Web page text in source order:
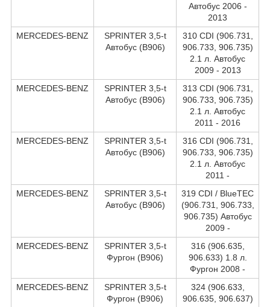
Автобус 2006 -
2013
MERCEDES-BENZ
SPRINTER 3,5-t
Автобус (B906)
310 CDI (906.731,
906.733, 906.735)
2.1 л. Автобус
2009 - 2013
MERCEDES-BENZ
SPRINTER 3,5-t
Автобус (B906)
313 CDI (906.731,
906.733, 906.735)
2.1 л. Автобус
2011 - 2016
MERCEDES-BENZ
SPRINTER 3,5-t
Автобус (B906)
316 CDI (906.731,
906.733, 906.735)
2.1 л. Автобус
2011 -
MERCEDES-BENZ
SPRINTER 3,5-t
Автобус (B906)
319 CDI / BlueTEC
(906.731, 906.733,
906.735) Автобус
2009 -
MERCEDES-BENZ
SPRINTER 3,5-t
Фургон (B906)
316 (906.635,
906.633) 1.8 л.
Фургон 2008 -
MERCEDES-BENZ
SPRINTER 3,5-t
Фургон (B906)
324 (906.633,
906.635, 906.637)